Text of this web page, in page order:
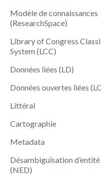
Modèle de connaissances
(ResearchSpace)
Library of Congress
System (LCC)
Données liées (LD)
Données ouvertes liées
Littéral
Cartographie
Metadata
Désambiguïsation
(NED)